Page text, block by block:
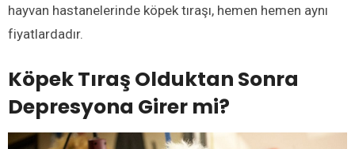
hayvan hastanelerinde köpek tıraşı, hemen hemen aynı
fiyatlardadır.
Köpek Tıraş Olduktan Sonra
Depresyona Girer mi?